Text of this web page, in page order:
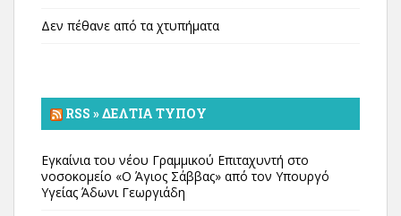
Δεν πέθανε από τα χτυπήματα
RSS » ΔΕΛΤΊΑ ΤΎΠΟΥ
Εγκαίνια του νέου Γραμμικού Επιταχυντή στο
νοσοκομείο «Ο Άγιος Σάββας» από τον Υπουργό
Υγείας Άδωνι Γεωργιάδη